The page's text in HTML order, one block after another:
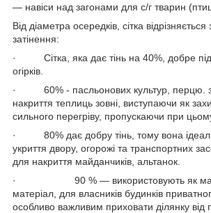
― навіси над загонами для с/г тварин
Від діаметра осередків, сітка відрізняється
затінення:
· Сітка, яка дає тінь на 40%, добре
огірків.
· 60% - пасльонових культур, перцю.
накриття теплиць зовні, виступаючи як
сильного перегріву, пропускаючи при
· 80% дає добру тінь, тому вона
укриття двору, огорожі та транспортних
для накриття майданчиків, альтанок.
· 90 % — використовують як
матеріал, для власників будинків
особливо важливим приховати ділянку від